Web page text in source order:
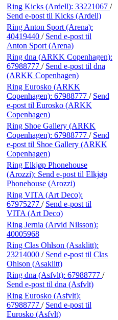
Ring Kicks (Ardell): 33221067 /
Send e-post til Kicks (Ardell)
Ring Anton Sport (Arena):
40419440 / Send e-post til
Anton Sport (Arena)
Ring dna (ARKK Copenhagen):
67988777 / Send e-post til dna
(ARKK Copenhagen)
Ring Eurosko (ARKK
Copenhagen): 67988777 / Send
e-post til Eurosko (ARKK
Copenhagen)
Ring Shoe Gallery (ARKK
Copenhagen): 67988777 / Send
e-post til Shoe Gallery (ARKK
Copenhagen)
Ring Elkjøp Phonehouse
(Arozzi): Send e-post til Elkjøp
Phonehouse (Arozzi)
Ring VITA (Art Deco):
67975277 / Send e-post til
VITA (Art Deco)
Ring Jernia (Arvid Nilsson):
40005968
Ring Clas Ohlson (Asaklitt):
23214000 / Send e-post til Clas
Ohlson (Asaklitt)
Ring dna (Asfvlt): 67988777 /
Send e-post til dna (Asfvlt)
Ring Eurosko (Asfvlt):
67988777 / Send e-post til
Eurosko (Asfvlt)